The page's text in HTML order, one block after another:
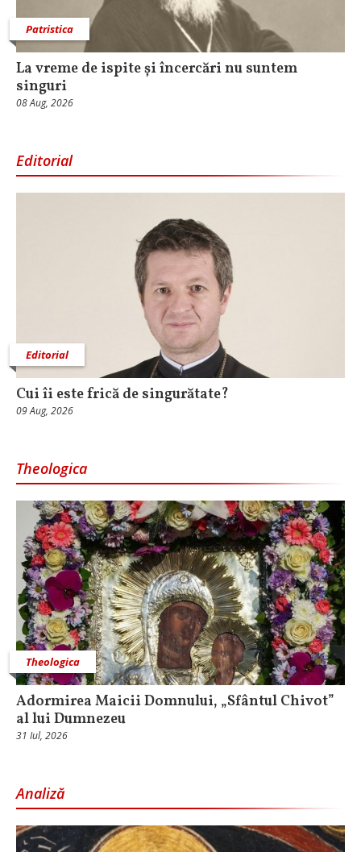
Patristica
La vreme de ispite și încercări nu suntem
singuri
08 Aug, 2026
Editorial
Editorial
Cui îi este frică de singurătate?
09 Aug, 2026
Theologica
Theologica
Adormirea Maicii Domnului, „Sfântul Chivot”
al lui Dumnezeu
31 Iul, 2026
Analiză